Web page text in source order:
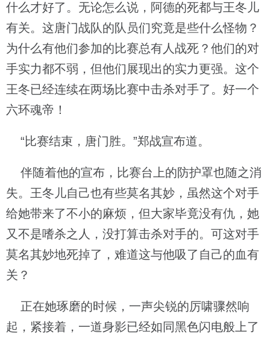
什么才好了。无论怎么说，阿德的死都与王冬儿
有关。这唐门战队的队员们究竟是些什么怪物？
为什么有他们参加的比赛总有人战死？他们的对
手实力都不弱，但他们展现出的实力更强。这个
王冬已经连续在两场比赛中击杀对手了。好一个
六环魂帝！
“比赛结束，唐门胜。”郑战宣布道。
伴随着他的宣布，比赛台上的防护罩也随之消
失。王冬儿自己也有些莫名其妙，虽然这个对手
给她带来了不小的麻烦，但大家毕竟没有仇，她
又不是嗜杀之人，没打算击杀对手的。可这对手
莫名其妙地死掉了，难道这与他吸了自己的血有
关？
正在她琢磨的时候，一声尖锐的厉啸骤然响
起，紧接着，一道身影已经如同黑色闪电般上了